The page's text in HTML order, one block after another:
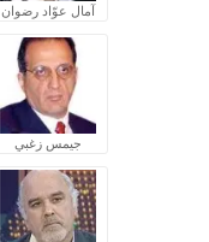
آمال عوّاد رضوان
جيمس زغبي